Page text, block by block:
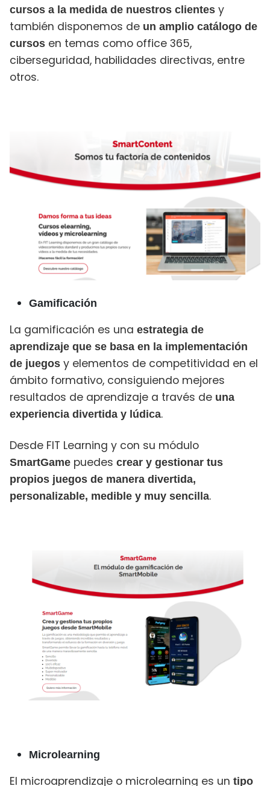
cursos a la medida de nuestros clientes y
también disponemos de un amplio catálogo de
cursos en temas como office 365,
ciberseguridad, habilidades directivas, entre
otros.
Gamificación
La gamificación es una estrategia de
aprendizaje que se basa en la implementación
de juegos y elementos de competitividad en el
ámbito formativo, consiguiendo mejores
resultados de aprendizaje a través de una
experiencia divertida y lúdica.
Desde FIT Learning y con su módulo
SmartGame puedes crear y gestionar tus
propios juegos de manera divertida,
personalizable, medible y muy sencilla.
Microlearning
El microaprendizaje o microlearning es un tipo